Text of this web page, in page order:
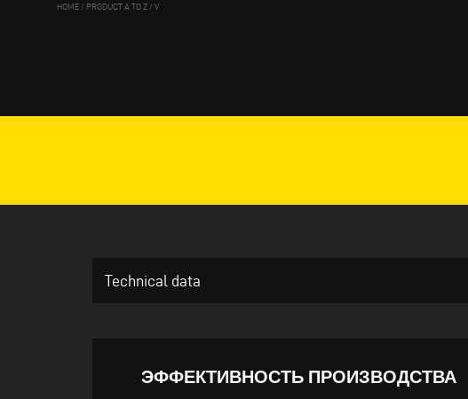
HOME / PRODUCT A TO Z /V
Technical data
ЭФФЕКТИВНОСТЬ ПРОИЗВОДСТВА